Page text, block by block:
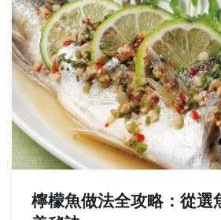
檸檬魚做法全攻略：從選